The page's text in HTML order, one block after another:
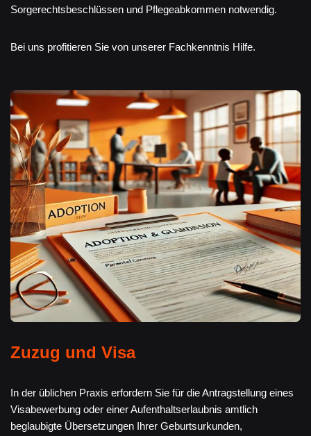
Sorgerechtsbeschlüssen und Pflegeabkommen notwendig.
Bei uns profitieren Sie von unserer Fachkenntnis Hilfe.
Zuzug und Visa
In der üblichen Praxis erfordern Sie für die Antragstellung eines
Visabewerbung oder einer Aufenthaltserlaubnis amtlich
beglaubigte Übersetzungen Ihrer Geburtsurkunden,